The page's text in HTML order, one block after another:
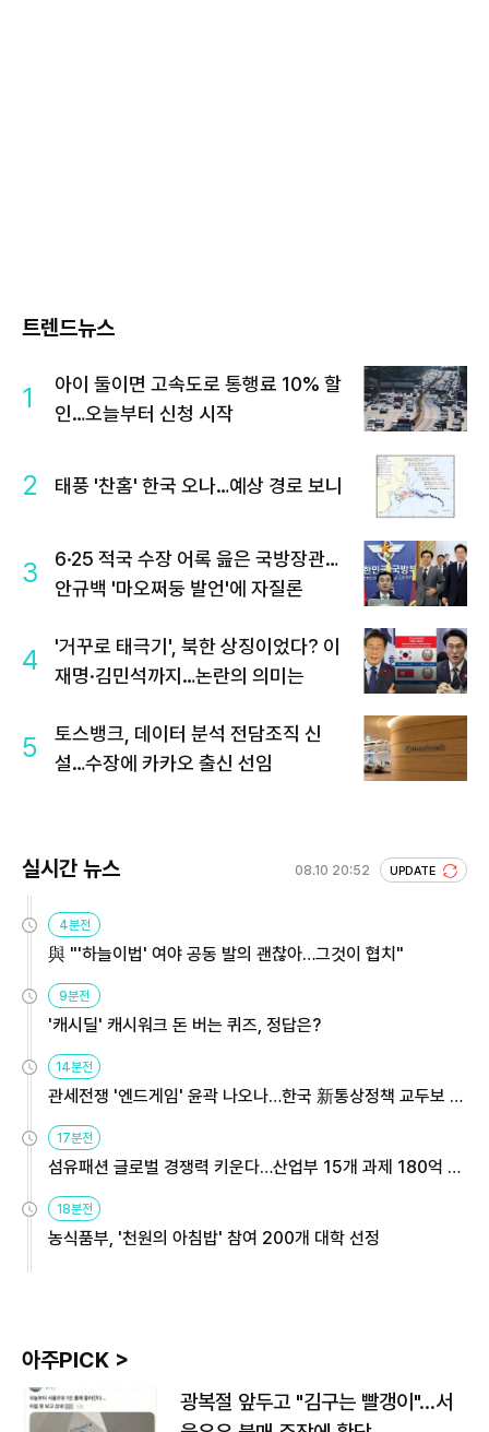
트렌드뉴스
1
아이 둘이면 고속도로 통행료 10% 할
인…오늘부터 신청 시작
2 태풍 '찬홈' 한국 오나…예상 경로 보니
3
6·25 적국 수장 어록 읊은 국방장관…
안규백 '마오쩌둥 발언'에 자질론
4
'거꾸로 태극기', 북한 상징이었다? 이
재명·김민석까지…논란의 의미는
5
토스뱅크, 데이터 분석 전담조직 신
설…수장에 카카오 출신 선임
실시간 뉴스 08.10 20:52 UPDATE
4분전
與 "'하늘이법' 여야 공동 발의 괜찮아…그것이 협치"
9분전
'캐시딜' 캐시워크 돈 버는 퀴즈, 정답은?
14분전
관세전쟁 '엔드게임' 윤곽 나오나…한국 新통상정책 교두보 활
17분전
섬유패션 글로벌 경쟁력 키운다…산업부 15개 과제 180억 지
18분전
농식품부, '천원의 아침밥' 참여 200개 대학 선정
아주PICK >
광복절 앞두고 "김구는 빨갱이"…서